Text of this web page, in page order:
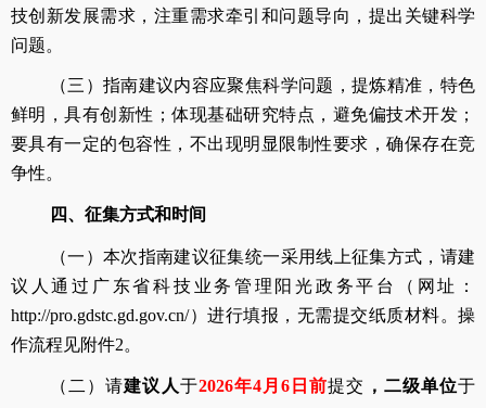
技创新发展需求，注重需求牵引和问题导向，提出关键科学
问题。
（三）指南建议内容应聚焦科学问题，提炼精准，特色
鲜明，具有创新性；体现基础研究特点，避免偏技术开发；
要具有一定的包容性，不出现明显限制性要求，确保存在竞
争性。
四、征集方式和时间
（一）本次指南建议征集统一采用线上征集方式，请建
议人通过广东省科技业务管理阳光政务平台（网址：
http://pro.gdstc.gd.gov.cn/）进行填报，无需提交纸质材料。操
作流程见附件2。
（二）请建议人于2026年4月6 日前提交 ， 二级单位于